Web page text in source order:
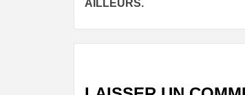
AILLEURS.